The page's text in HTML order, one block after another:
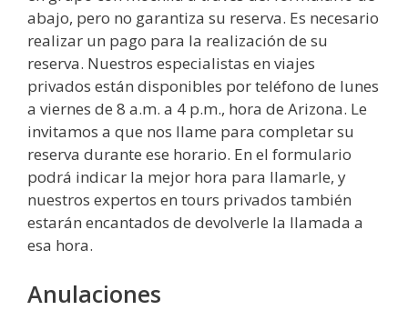
abajo, pero no garantiza su reserva. Es necesario
realizar un pago para la realización de su
reserva. Nuestros especialistas en viajes
privados están disponibles por teléfono de lunes
a viernes de 8 a.m. a 4 p.m., hora de Arizona. Le
invitamos a que nos llame para completar su
reserva durante ese horario. En el formulario
podrá indicar la mejor hora para llamarle, y
nuestros expertos en tours privados también
estarán encantados de devolverle la llamada a
esa hora.
Anulaciones